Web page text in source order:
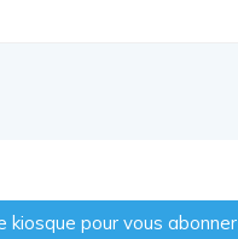
kiosque pour vous abonner